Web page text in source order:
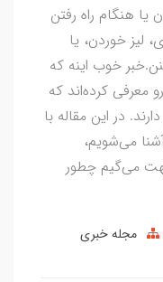
یا هنگام راه رفتن
لیز خوردن، یا
خوب اینه که
مدل‌هایی رو معرفی کرده‌اند که
در این مقاله با
می‌شویم،
می‌گیم چطور
مجله خبری